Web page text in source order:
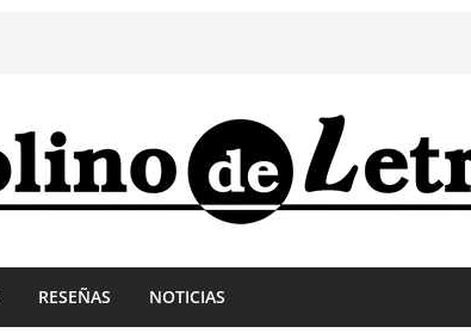
RESEÑAS NOTICIAS